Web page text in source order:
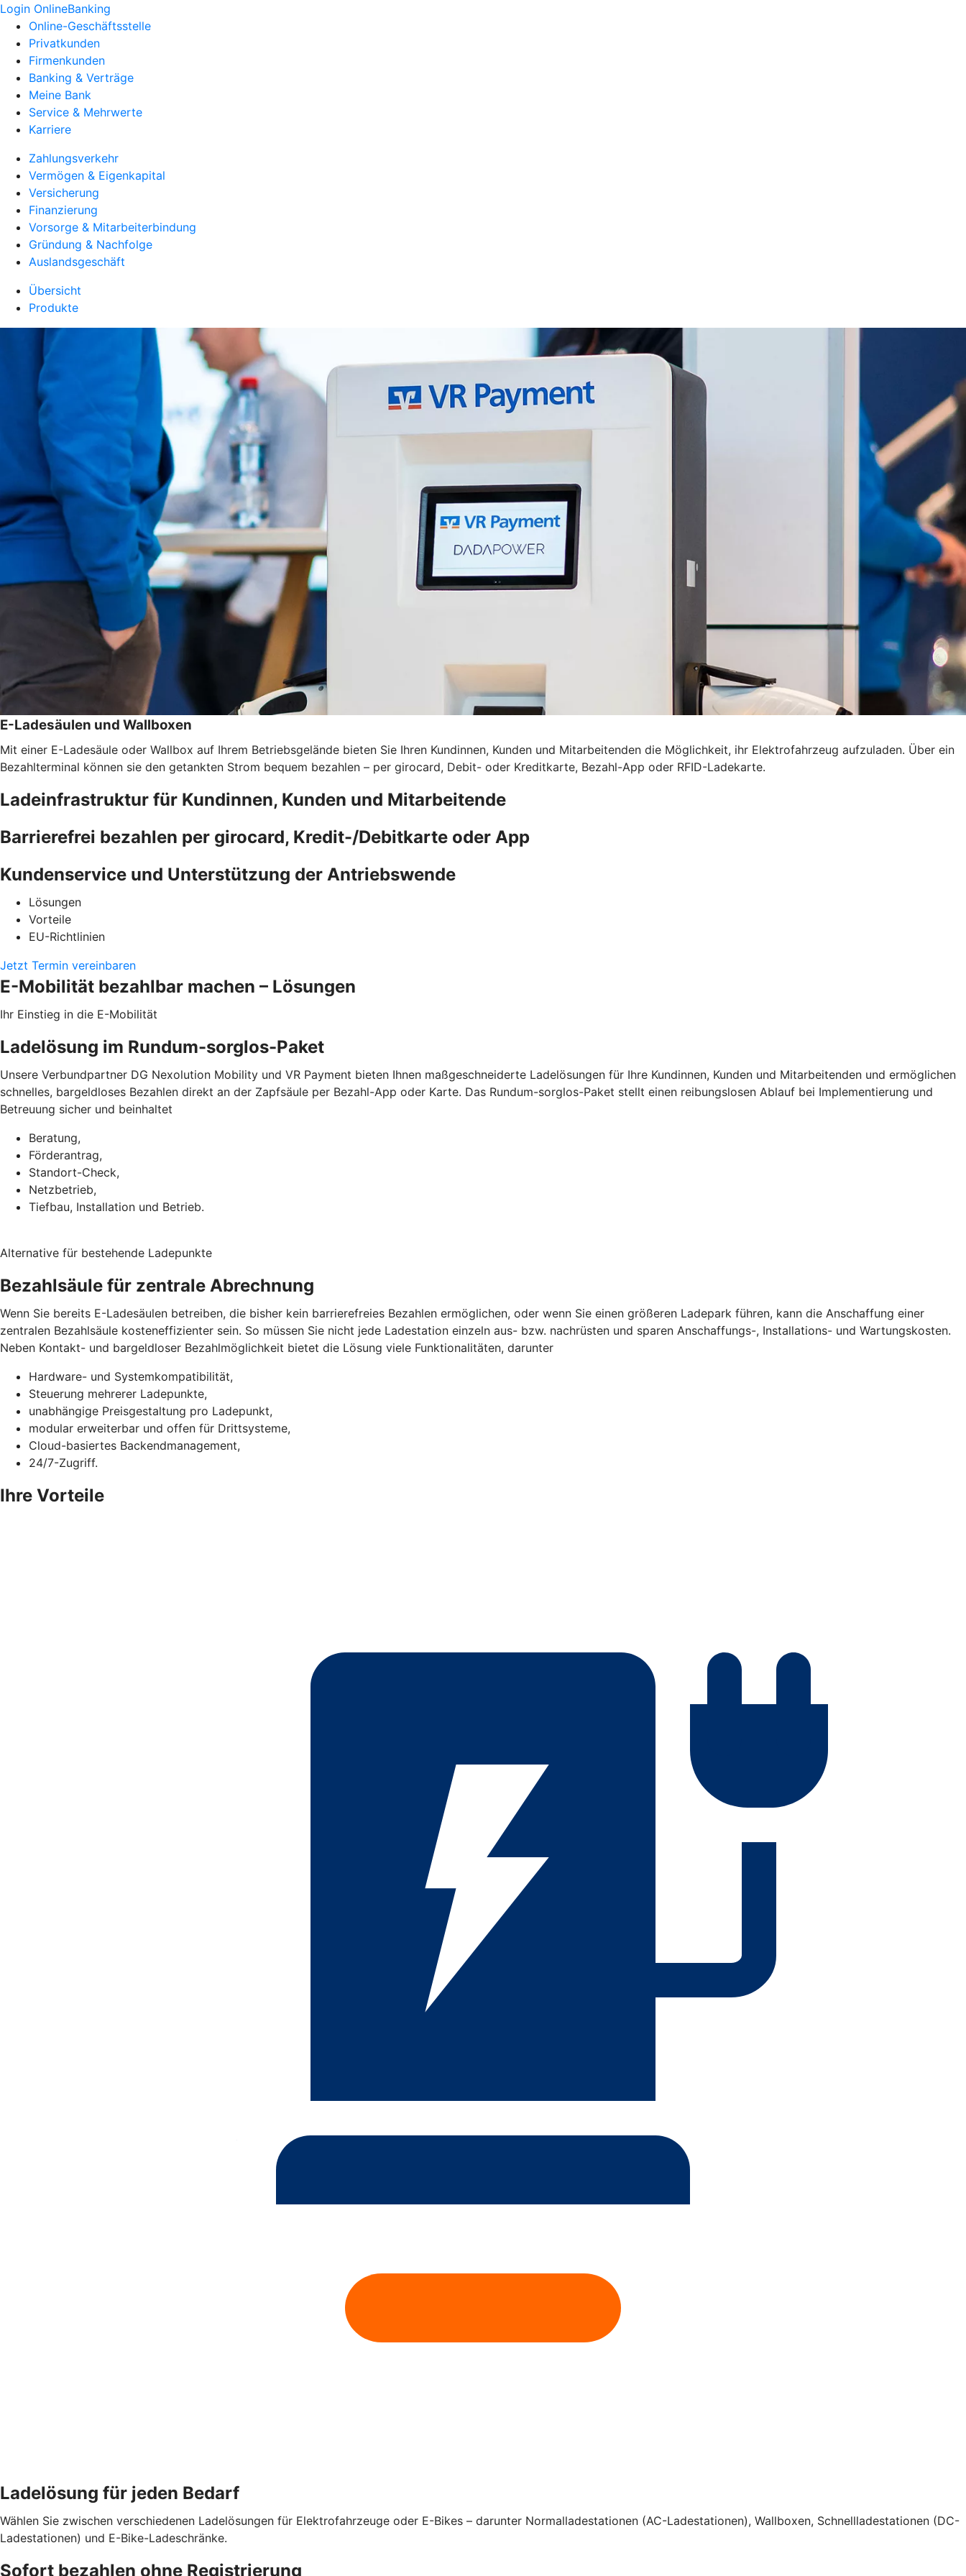
Login OnlineBanking
Online-Geschäftsstelle
Privatkunden
Firmenkunden
Banking & Verträge
Meine Bank
Service & Mehrwerte
Karriere
Zahlungsverkehr
Vermögen & Eigenkapital
Versicherung
Finanzierung
Vorsorge & Mitarbeiterbindung
Gründung & Nachfolge
Auslandsgeschäft
Übersicht
Produkte
E-Ladesäulen und Wallboxen
Mit einer E-Ladesäule oder Wallbox auf Ihrem Betriebsgelände bieten Sie Ihren Kundinnen, Kunden und Mitarbeitenden die Möglichkeit, ihr Elektrofahrzeug aufzuladen. Über ein
Bezahlterminal können sie den getankten Strom bequem bezahlen – per girocard, Debit- oder Kreditkarte, Bezahl-App oder RFID-Ladekarte.
Ladeinfrastruktur für Kundinnen, Kunden und Mitarbeitende
Barrierefrei bezahlen per girocard, Kredit-/Debitkarte oder App
Kundenservice und Unterstützung der Antriebswende
Lösungen
Vorteile
EU-Richtlinien
Jetzt Termin vereinbaren
E-Mobilität bezahlbar machen – Lösungen
Ihr Einstieg in die E-Mobilität
Ladelösung im Rundum-sorglos-Paket
Unsere Verbundpartner DG Nexolution Mobility und VR Payment bieten Ihnen maßgeschneiderte Ladelösungen für Ihre Kundinnen, Kunden und Mitarbeitenden und ermöglichen
schnelles, bargeldloses Bezahlen direkt an der Zapfsäule per Bezahl-App oder Karte. Das Rundum-sorglos-Paket stellt einen reibungslosen Ablauf bei Implementierung und
Betreuung sicher und beinhaltet
Beratung,
Förderantrag,
Standort-Check,
Netzbetrieb,
Tiefbau, Installation und Betrieb.
Alternative für bestehende Ladepunkte
Bezahlsäule für zentrale Abrechnung
Wenn Sie bereits E-Ladesäulen betreiben, die bisher kein barrierefreies Bezahlen ermöglichen, oder wenn Sie einen größeren Ladepark führen, kann die Anschaffung einer
zentralen Bezahlsäule kosteneffizienter sein. So müssen Sie nicht jede Ladestation einzeln aus- bzw. nachrüsten und sparen Anschaffungs-, Installations- und Wartungskosten.
Neben Kontakt- und bargeldloser Bezahlmöglichkeit bietet die Lösung viele Funktionalitäten, darunter
Hardware- und Systemkompatibilität,
Steuerung mehrerer Ladepunkte,
unabhängige Preisgestaltung pro Ladepunkt,
modular erweiterbar und offen für Drittsysteme,
Cloud-basiertes Backendmanagement,
24/7-Zugriff.
Ihre Vorteile
Ladelösung für jeden Bedarf
Wählen Sie zwischen verschiedenen Ladelösungen für Elektrofahrzeuge oder E-Bikes – darunter Normalladestationen (AC-Ladestationen), Wallboxen, Schnellladestationen (DC-
Ladestationen) und E-Bike-Ladeschränke.
Sofort bezahlen ohne Registrierung